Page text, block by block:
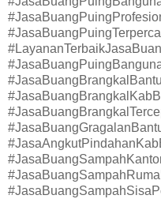
#JasaBuangBrangkalBantul